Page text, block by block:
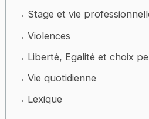
Stage et vie
Violences
Liberté, Egalité et choix
Vie quotidienne
Lexique